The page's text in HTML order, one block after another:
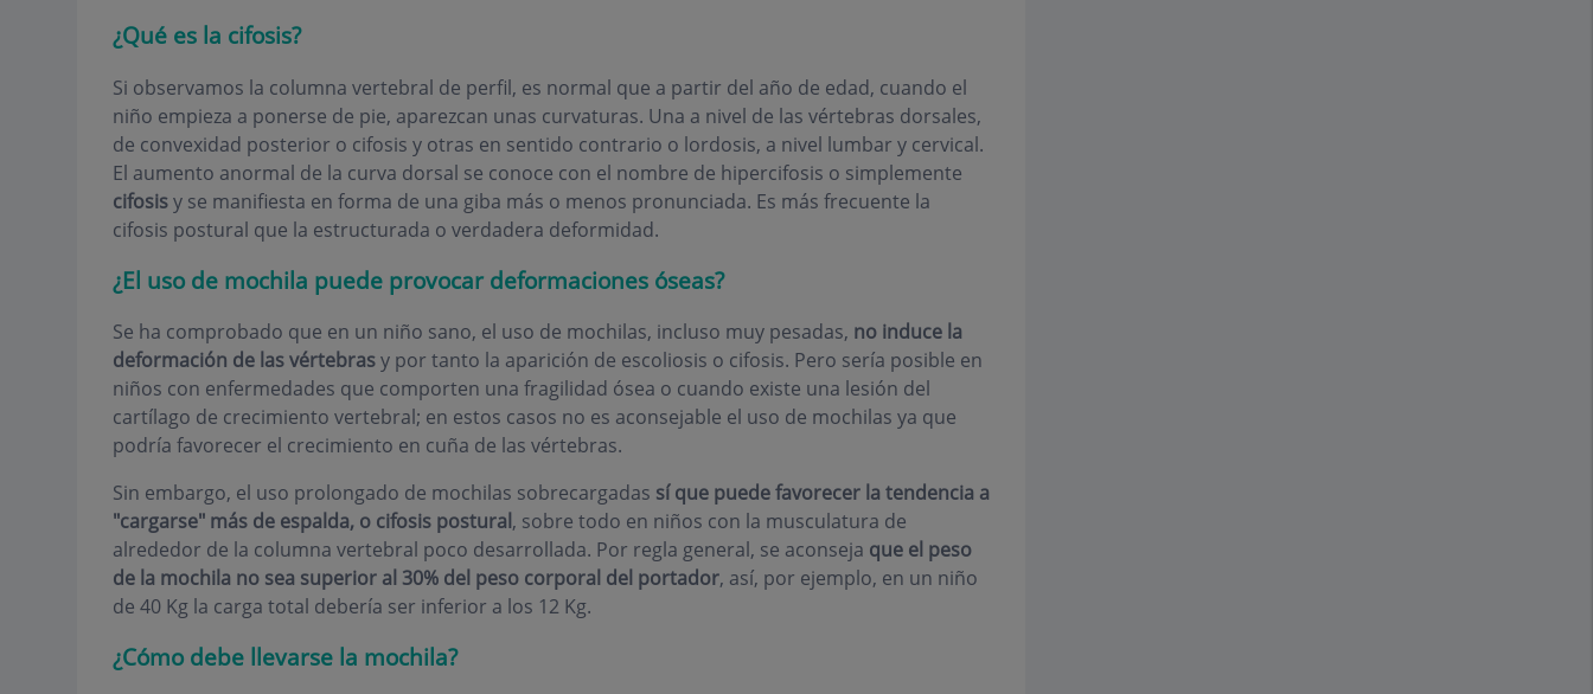
¿Qué es la cifosis?
Si observamos la columna vertebral de perfil, es normal que a partir del año de edad, cuando el
niño empieza a ponerse de pie, aparezcan unas curvaturas. Una a nivel de las vértebras dorsales,
de convexidad posterior o cifosis y otras en sentido contrario o lordosis, a nivel lumbar y cervical.
El aumento anormal de la curva dorsal se conoce con el nombre de hipercifosis o simplemente
cifosisy se manifiesta en forma de una giba más o menos pronunciada. Es más frecuente la
cifosis postural que la estructurada o verdadera deformidad.
¿El uso de mochila puede provocar deformaciones óseas?
Se ha comprobado que en un niño sano, el uso de mochilas, incluso muy pesadas, no induce la
deformación de las vértebrasy por tanto la aparición de escoliosis o cifosis. Pero sería posible en
niños con enfermedades que comporten una fragilidad ósea o cuando existe una lesión del
cartílago de crecimiento vertebral; en estos casos no es aconsejable el uso de mochilas ya que
podría favorecer el crecimiento en cuña de las vértebras.
Sin embargo, el uso prolongado de mochilas sobrecargadas sí que puede favorecer la tendencia a
"cargarse" más de espalda, o cifosis postural, sobre todo en niños con la musculatura de
alrededor de la columna vertebral poco desarrollada. Por regla general, se aconseja que el peso
de la mochila no sea superior al 30% del peso corporal del portador, así, por ejemplo, en un niño
de 40 Kg la carga total debería ser inferior a los 12 Kg.
¿Cómo debe llevarse la mochila?